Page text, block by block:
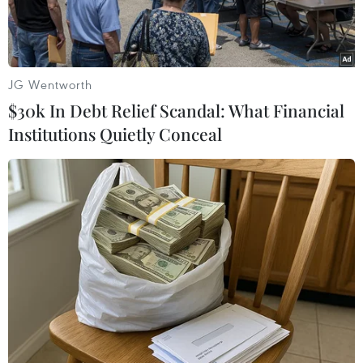
sông Cửu Long.
Ông Nguyễn Văn Khởi, Phó Chủ tịch UBND thành phố Cần Thơ,
phát biểu tại buổi làm việc. (Ảnh: Ánh Tuyết/TTXVN)
Trong bối cảnh Việt Nam đang đẩy mạnh thực
hiện Nghị quyết 57-NQ/TW của Bộ Chính trị về
JG Wentworth
$30k In Debt Relief Scandal: What Financial
Institutions Quietly Conceal